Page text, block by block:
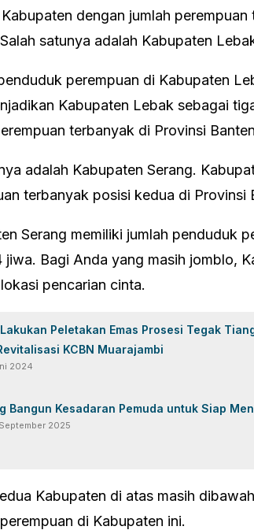
dengan jumlah
satunya adalah Kabupaten
perempuan di Kabupaten
Kabupaten Lebak sebagai
terbanyak di Provinsi
adalah Kabupaten Serang.
terbanyak posisi kedua di Provinsi
Serang memiliki jumlah penduduk
jiwa. Bagi Anda yang masih jomblo,
pencarian cinta.
Peletakan Emas Prosesi Tegak
KCBN Muarajambi
2024
Bangun Kesadaran Pemuda untuk Siap
2025
Kabupaten di atas masih
di Kabupaten ini.